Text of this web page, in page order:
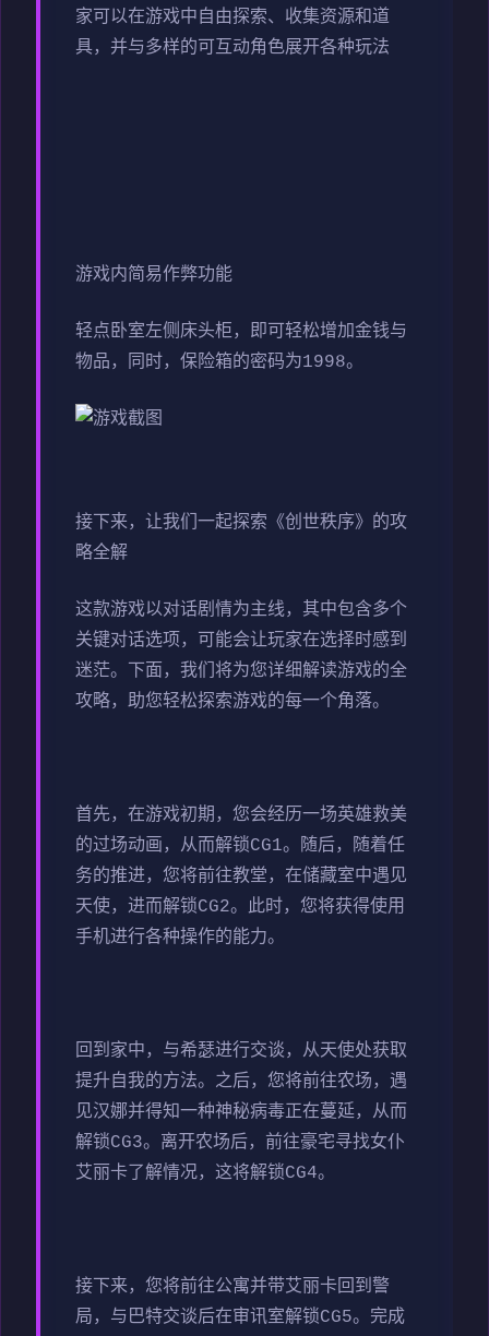
家可以在游戏中自由探索、收集资源和道
具，并与多样的可互动角色展开各种玩法
游戏内简易作弊功能
轻点卧室左侧床头柜，即可轻松增加金钱与
物品，同时，保险箱的密码为1998。
接下来，让我们一起探索《创世秩序》的攻
略全解
这款游戏以对话剧情为主线，其中包含多个
关键对话选项，可能会让玩家在选择时感到
迷茫。下面，我们将为您详细解读游戏的全
攻略，助您轻松探索游戏的每一个角落。
首先，在游戏初期，您会经历一场英雄救美
的过场动画，从而解锁CG1。随后，随着任
务的推进，您将前往教堂，在储藏室中遇见
天使，进而解锁CG2。此时，您将获得使用
手机进行各种操作的能力。
回到家中，与希瑟进行交谈，从天使处获取
提升自我的方法。之后，您将前往农场，遇
见汉娜并得知一种神秘病毒正在蔓延，从而
解锁CG3。离开农场后，前往豪宅寻找女仆
艾丽卡了解情况，这将解锁CG4。
接下来，您将前往公寓并带艾丽卡回到警
局，与巴特交谈后在审讯室解锁CG5。完成